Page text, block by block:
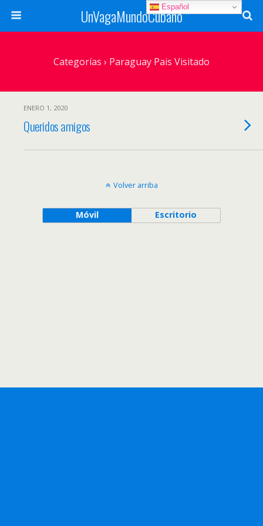
UnVagaMundoCubano
Categorías › Paraguay Pais Visitado
ENERO 1, 2020
Queridos amigos
Volver arriba
Móvil Escritorio
Español